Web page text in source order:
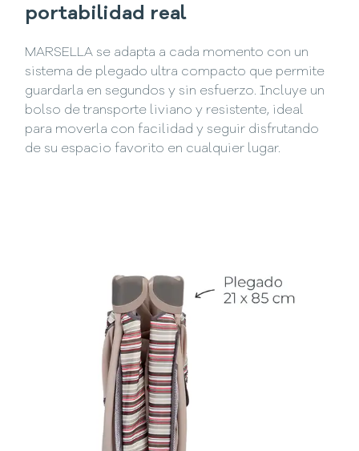
portabilidad real
MARSELLA se adapta a cada momento con un
sistema de plegado ultra compacto que permite
guardarla en segundos y sin esfuerzo. Incluye un
bolso de transporte liviano y resistente, ideal
para moverla con facilidad y seguir disfrutando
de su espacio favorito en cualquier lugar.